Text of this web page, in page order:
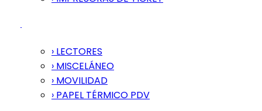
› LECTORES
› MISCELÁNEO
› MOVILIDAD
› PAPEL TÉRMICO PDV